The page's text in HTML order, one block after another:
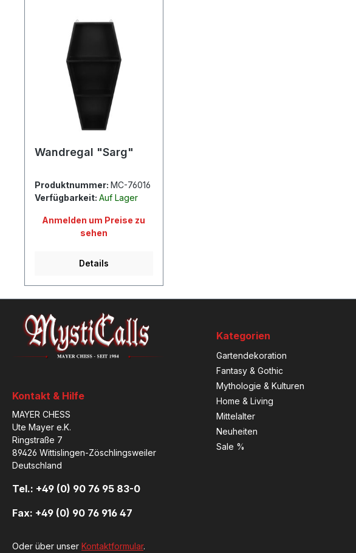
Wandregal "Sarg"
Produktnummer: MC-76016
Verfügbarkeit: Auf Lager
Anmelden um Preise zu
sehen
Details
Kontakt & Hilfe
MAYER CHESS
Ute Mayer e.K.
Ringstraße 7
89426 Wittislingen-Zöschlingsweiler
Deutschland
Tel.: +49 (0) 90 76 95 83-0
Fax: +49 (0) 90 76 916 47
Oder über unser Kontaktformular.
Kategorien
Gartendekoration
Fantasy & Gothic
Mythologie & Kulturen
Home & Living
Mittelalter
Neuheiten
Sale %